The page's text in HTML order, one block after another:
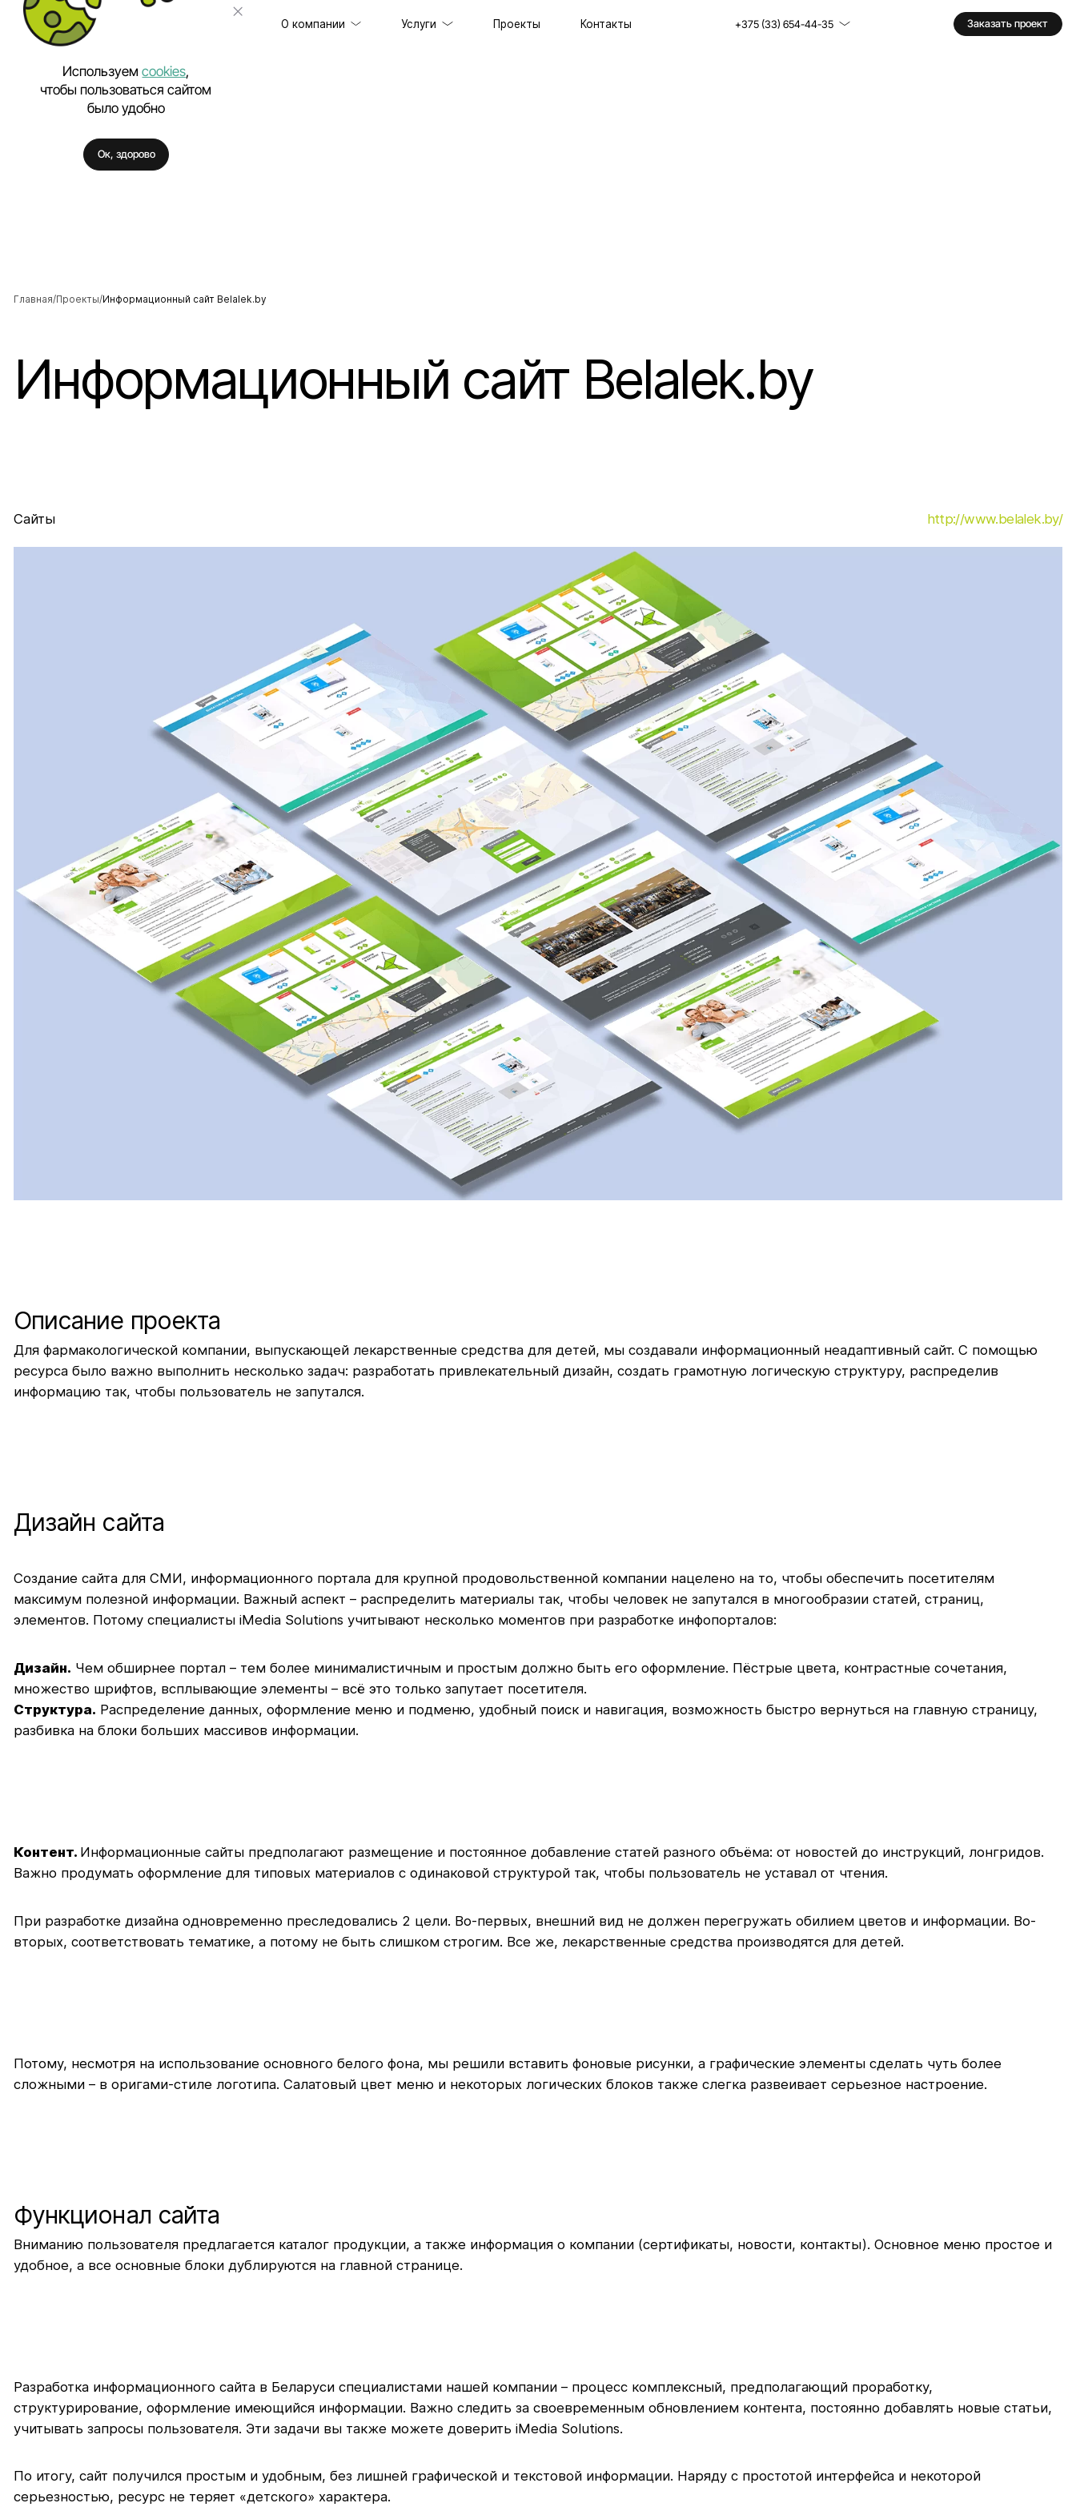
О компании Услуги Проекты Контакты +375 (33) 654-44-35 Заказать проект
Главная Проекты Информационный сайт Belalek.by
Информационный сайт Belalek.by
Сайты http://www.belalek.by/
Описание проекта
Для фармакологической компании, выпускающей лекарственные средства для детей, мы создавали информационный неадаптивный сайт. С помощью
ресурса было важно выполнить несколько задач: разработать привлекательный дизайн, создать грамотную логическую структуру, распределив
информацию так, чтобы пользователь не запутался.
Дизайн сайта
Создание сайта для СМИ, информационного портала для крупной продовольственной компании нацелено на то, чтобы обеспечить посетителям
максимум полезной информации. Важный аспект – распределить материалы так, чтобы человек не запутался в многообразии статей, страниц,
элементов. Потому специалисты iMedia Solutions учитывают несколько моментов при разработке инфопорталов:
Дизайн. Чем обширнее портал – тем более минималистичным и простым должно быть его оформление. Пёстрые цвета, контрастные сочетания,
множество шрифтов, всплывающие элементы – всё это только запутает посетителя.
Структура. Распределение данных, оформление меню и подменю, удобный поиск и навигация, возможность быстро вернуться на главную страницу,
разбивка на блоки больших массивов информации.
Контент. Информационные сайты предполагают размещение и постоянное добавление статей разного объёма: от новостей до инструкций, лонгридов.
Важно продумать оформление для типовых материалов с одинаковой структурой так, чтобы пользователь не уставал от чтения.
При разработке дизайна одновременно преследовались 2 цели. Во-первых, внешний вид не должен перегружать обилием цветов и информации. Во-
вторых, соответствовать тематике, а потому не быть слишком строгим. Все же, лекарственные средства производятся для детей.
Потому, несмотря на использование основного белого фона, мы решили вставить фоновые рисунки, а графические элементы сделать чуть более
сложными – в оригами-стиле логотипа. Салатовый цвет меню и некоторых логических блоков также слегка развеивает серьезное настроение.
Функционал сайта
Вниманию пользователя предлагается каталог продукции, а также информация о компании (сертификаты, новости, контакты). Основное меню простое и
удобное, а все основные блоки дублируются на главной странице.
Разработка информационного сайта в Беларуси специалистами нашей компании – процесс комплексный, предполагающий проработку,
структурирование, оформление имеющийся информации. Важно следить за своевременным обновлением контента, постоянно добавлять новые статьи,
учитывать запросы пользователя. Эти задачи вы также можете доверить iMedia Solutions.
По итогу, сайт получился простым и удобным, без лишней графической и текстовой информации. Наряду с простотой интерфейса и некоторой
серьезностью, ресурс не теряет «детского» характера.
Используемcookies,
чтобы пользоваться сайтом
было удобно
Ок, здорово